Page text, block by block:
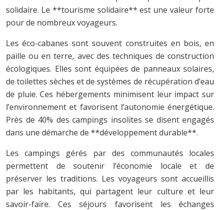
solidaire. Le **tourisme solidaire** est une valeur forte
pour de nombreux voyageurs.
Les éco-cabanes sont souvent construites en bois, en
paille ou en terre, avec des techniques de construction
écologiques. Elles sont équipées de panneaux solaires,
de toilettes sèches et de systèmes de récupération d’eau
de pluie. Ces hébergements minimisent leur impact sur
l’environnement et favorisent l’autonomie énergétique.
Près de 40% des campings insolites se disent engagés
dans une démarche de **développement durable**.
Les campings gérés par des communautés locales
permettent de soutenir l’économie locale et de
préserver les traditions. Les voyageurs sont accueillis
par les habitants, qui partagent leur culture et leur
savoir-faire. Ces séjours favorisent les échanges